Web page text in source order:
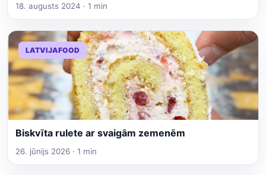
18. augusts 2024 · 1 min
LATVIJAFOOD
Biskvīta rulete ar svaigām zemenēm
26. jūnijs 2026 · 1 min